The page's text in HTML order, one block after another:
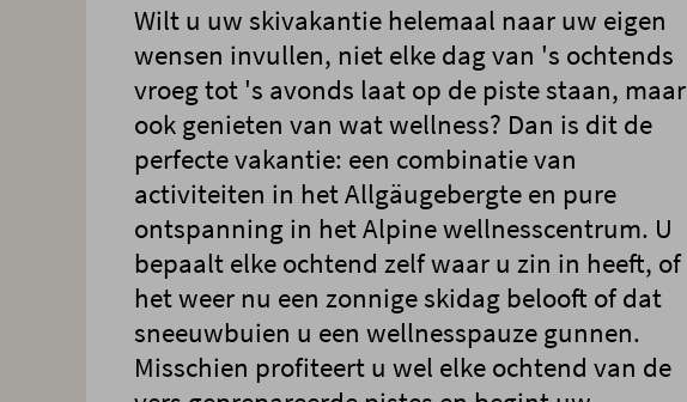
Wilt u uw skivakantie helemaal naar uw eigen
wensen invullen, niet elke dag van 's ochtends
vroeg tot 's avonds laat op de piste staan, maar
ook genieten van wat wellness? Dan is dit de
perfecte vakantie: een combinatie van
activiteiten in het Allgäugebergte en pure
ontspanning in het Alpine wellnesscentrum. U
bepaalt elke ochtend zelf waar u zin in heeft, of
het weer nu een zonnige skidag belooft of dat
sneeuwbuien u een wellnesspauze gunnen.
Misschien profiteert u wel elke ochtend van de